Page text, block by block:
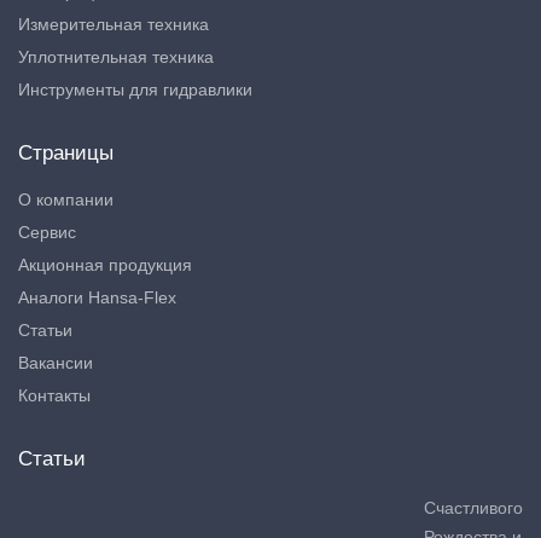
Измерительная техника
Уплотнительная техника
Инструменты для гидравлики
Страницы
О компании
Сервис
Акционная продукция
Аналоги Hansa-Flex
Статьи
Вакансии
Контакты
Статьи
Счастливого